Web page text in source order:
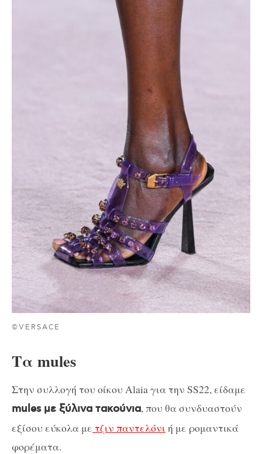
©VERSACE
Τα mules
Στην συλλογή του οίκου Alaia για την SS22, είδαμε
mules με ξύλινα τακούνια, που θα συνδυαστούν
εξίσου εύκολα με τζιν παντελόνι ή με ρομαντικά
φορέματα.